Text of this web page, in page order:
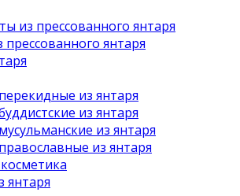
из прессованного янтаря
прессованного янтаря
из янтаря
из янтаря
из янтаря
из янтаря
янтаря